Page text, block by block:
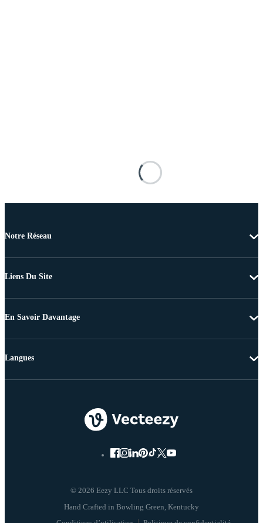
Notre Réseau
Liens Du Site
En Savoir Davantage
© 2026 Eezy LLC Tous droits réservés
Langues